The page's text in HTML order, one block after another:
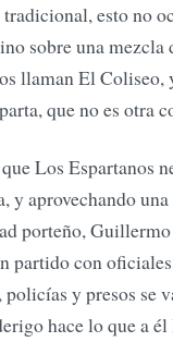
esto no
sobre una mezcla
llaman El Coliseo,
que no es otra
Los Espartanos
y aprovechando
porteño,
partido con
y presos se
hace lo que a él